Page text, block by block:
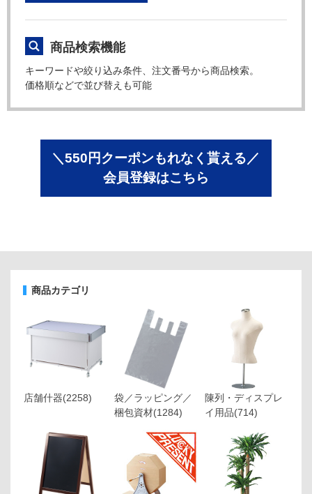
商品検索機能
キーワードや絞り込み条件、注文番号から商品検索。
価格順などで並び替えも可能
＼550円クーポンもれなく貰える／
会員登録はこちら
商品カテゴリ
店舗什器(2258)
袋／ラッピング／
梱包資材(1284)
陳列・ディスプレ
イ用品(714)